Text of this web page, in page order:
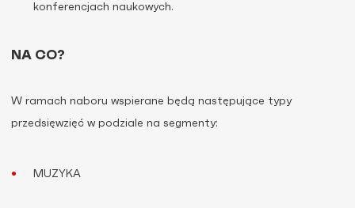
konferencjach naukowych.
NA CO?
W ramach naboru wspierane będą następujące typy
przedsięwzięć w podziale na segmenty:
MUZYKA